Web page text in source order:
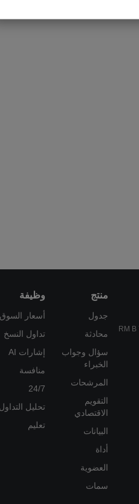
728
منتج
جدول
محادثة
سؤال وجواب
الخبراء
المرشحات
التقويم
الاقتصادي
البيانات
أداة
العضوية
سمات
وظيفة
أسعار السوق
تداول النسخ
إشارات AI
منافسة
24/7
تحليل التداول
تعليم